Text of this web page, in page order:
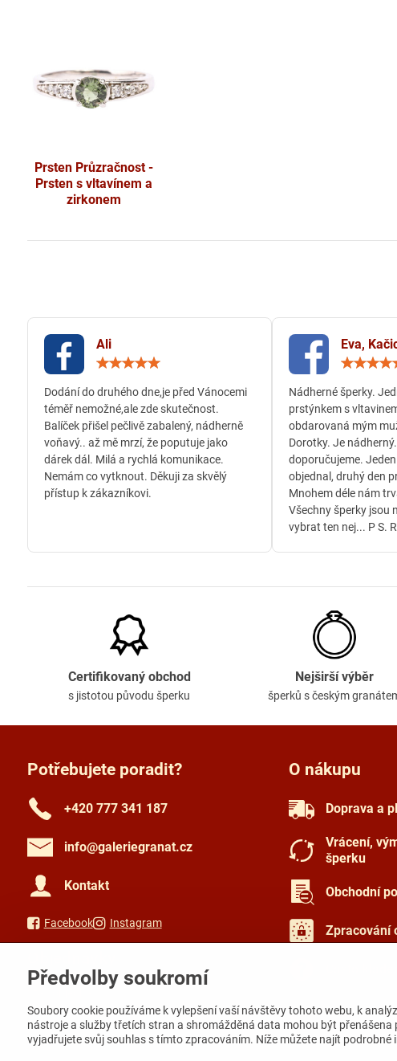
Prsten Průzračnost -
Prsten s vltavínem a
zirkonem
Ali
/
5
Dodání do druhého dne,je před Vánocemi
téměř nemožné,ale zde skutečnost.
Balíček přišel pečlivě zabalený, nádherně
voňavý.. až mě mrzí, že poputuje jako
dárek dál. Milá a rychlá komunikace.
Nemám co vytknout. Děkuji za skvělý
přístup k zákazníkovi.
Eva,
Nádherné šperky.
prstýnkem s
obdarovaná mým
Dorotky. Je
doporučujeme.
objednal, druhý den
Mnohem déle nám
Všechny šperky jsou
vybrat ten nej... P S.
Certifikovaný obchod
s jistotou původu šperku
Nejširší výběr
šperků s českým
Potřebujete poradit?
+420 777 341 187
info​@galeriegranat​.cz
Kontakt
Facebook Instagram
O nákupu
Doprava a
Vrácení,
šperku
Obchodní
Zpracování
Předvolby soukromí
Soubory cookie používáme k vylepšení vaší návštěvy tohoto webu, k
nástroje a služby třetích stran a shromážděná data mohou být přenášena
vyjadřujete svůj souhlas s tímto zpracováním. Níže můžete najít podrobné